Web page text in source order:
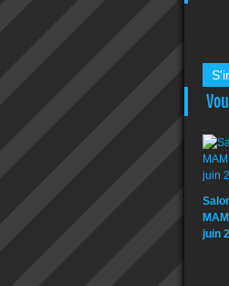
juin